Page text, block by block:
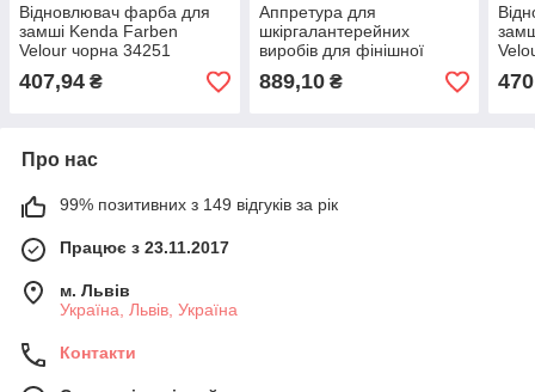
Відновлювач фарба для
замші Kenda Farben
Velour чорна 34251
407,94 ₴
Аппретура для
шкіргалантерейних
виробів для фінішної
Farben KendaGloss
889,10₴
Про нас
99% позитивних з 149 відгуків за рік
Працює з 23.11.2017
м. Львів
Україна, Львів, Україна
Контакти